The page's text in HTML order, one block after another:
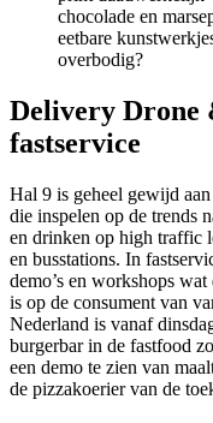
chocolade en
eetbare
overbodig?
Delivery Drone
fastservice
Hal 9 is geheel gewijd
die inspelen op de trends
en drinken op high traffic
en busstations. In
demo’s en workshops
is op de consument van
Nederland is vanaf
burgerbar in de fastfood
een demo te zien van
de pizzakoerier van de